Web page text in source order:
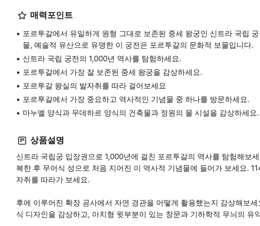
매력포인트
포르투갈에서 유일하게 원형 그대로 보존된 중세 왕궁인 신트라 국립
물, 예술적 유산으로 유명한 이 궁전은 포르투갈의 문화적 보물입니다.
신트라 국립 궁전의 1,000년 역사를 탐험하세요.
포르투갈에서 가장 잘 보존된 중세 왕궁을 감상하세요.
포르투갈 왕실의 발자취를 따라 걸어보세요
포르투갈에서 가장 중요하고 역사적인 기념물 중 하나를 방문하세요.
마누엘 양식과 무데하르 양식의 건축물과 정원의 물 시설을 감상하세요.
상품설명
신트라 국립궁 입장권으로 1,000년에 걸친 포르투갈의 역사를 탐험해보
복한 후 무어식 성으로 처음 지어진 이 역사적 기념물에 들어가 보세요.
자취를 따라가 보세요.
후에 이루어진 확장 공사에서 자연 경관을 어떻게 활용했는지 감상해보
식 디자인을 감상하고, 아치형 윗부분이 있는 창문과 기하학적 무늬의 유